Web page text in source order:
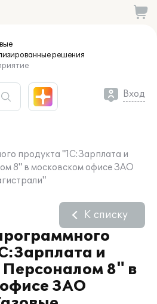
решения
Вход
продукта "1С:Зарплата и
8" в московском офисе ЗАО
и
8" в
ЗАО
К списку